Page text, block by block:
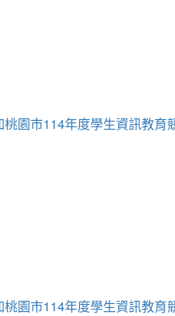
園市114年度學生資訊教育
園市114年度學生資訊教育